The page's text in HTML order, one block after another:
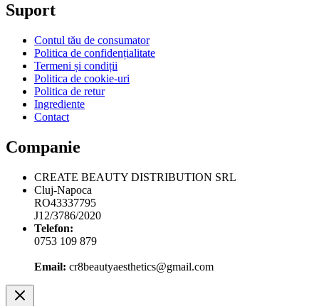
Suport
Contul tău de consumator
Politica de confidențialitate
Termeni și condiții
Politica de cookie-uri
Politica de retur
Ingrediente
Contact
Companie
CREATE BEAUTY DISTRIBUTION SRL
Cluj-Napoca
RO43337795
J12/3786/2020
Telefon:
0753 109 879
Email: cr8beautyaesthetics@gmail.com